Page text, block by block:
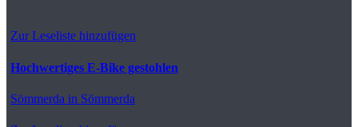
Zur Leseliste hinzufügen
Hochwertiges E-Bike gestohlen
Sömmerda in Sömmerda